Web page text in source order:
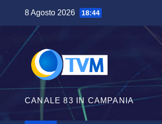
contenuto
8 Agosto 2026 18:44
CANALE 83 IN CAMPANIA